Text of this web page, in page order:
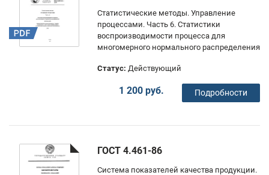
Статистические методы. Управление
процессами. Часть 6. Статистики
воспроизводимости процесса для
многомерного нормального распределения
Статус: Действующий
1 200 руб. Подробности
ГОСТ 4.461-86
Система показателей качества продукции.